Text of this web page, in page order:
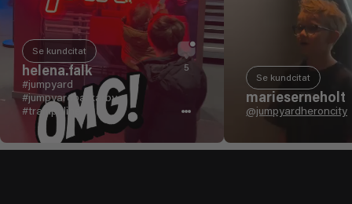
Se kundcitat
helena.falk
#jumpyard
#jumpyardbarkarby
#trampoline
5
Se kundcitat
marieserneholt
@jumpyardheroncity